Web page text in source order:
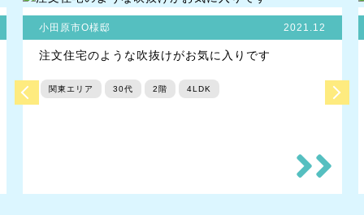
小田原市O様邸 2021.12
注文住宅のような吹抜けがお気に入りです
関東エリア 30代 2階 4LDK